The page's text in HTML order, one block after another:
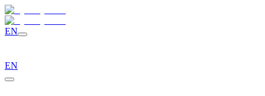
EN
EN